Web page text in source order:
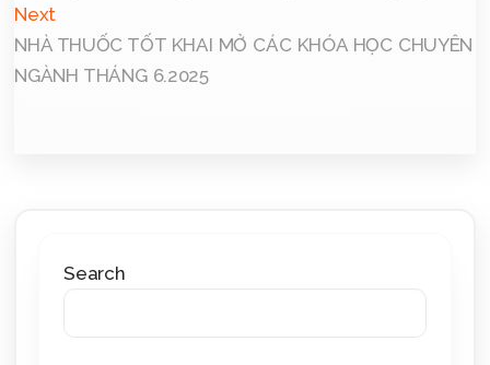
Next
NHÀ THUỐC TỐT KHAI MỞ CÁC KHÓA HỌC CHUYÊN
NGÀNH THÁNG 6.2025
Search